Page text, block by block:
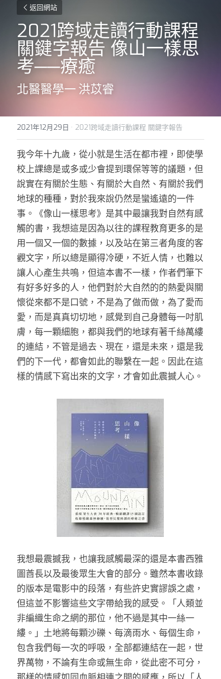
返回網站
2021跨域走讀行動課程
關鍵字報告 像山一樣思
考──療癒
北醫醫學一 洪苡睿
2021年12月29日 · 2021跨域走讀行動課程 關鍵字報告
我今年十九歲，從小就是生活在都市裡，即使學
校上課總是或多或少會提到環保等等的議題，但
說實在有關於生態、有關於大自然、有關於我們
地球的種種，對於我來說仍然是蠻遙遠的一件
事。《像山一樣思考》是其中最讓我對自然有感
觸的書，我想這是因為以往的課程教育更多的是
用一個又一個的數據，以及站在第三者角度的客
觀文字，所以總是顯得冷硬，不近人情，也難以
讓人心產生共鳴，但這本書不一樣，作者們筆下
有好多好多的人，他們對於大自然的的熱愛與關
懷從來都不是口號，不是為了做而做，為了愛而
愛，而是真真切切地，感覺到自己身體每一吋肌
膚，每一顆細胞，都與我們的地球有著千絲萬縷
的連結，不管是過去、現在，還是未來，還是我
們的下一代，都會如此的聯繫在一起。因此在這
樣的情感下寫出來的文字，才會如此震撼人心。
我想最震撼我，也讓我感觸最深的還是本書西雅
圖酋長以及最後眾生大會的部分。雖然本書收錄
的版本是電影中的段落，有些許史實謬誤之處，
但這並不影響這些文字帶給我的感受。「人類並
非編織生命之網的那位，他不過是其中一絲一
縷。」土地將每顆沙礫、每滴雨水、每個生命，
包含我們每一次的呼吸，全部都連結在一起，世
界萬物，不論有生命或無生命，從此密不可分，